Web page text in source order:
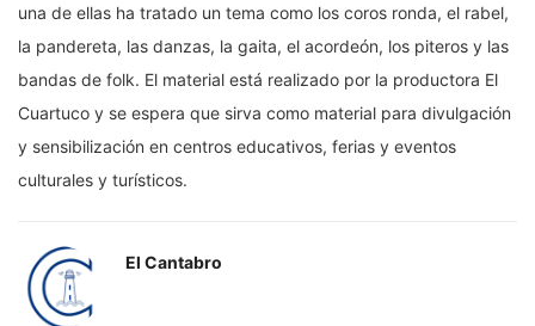
una de ellas ha tratado un tema como los coros ronda, el rabel,
la pandereta, las danzas, la gaita, el acordeón, los piteros y las
bandas de folk. El material está realizado por la productora El
Cuartuco y se espera que sirva como material para divulgación
y sensibilización en centros educativos, ferias y eventos
culturales y turísticos.
El Cantabro